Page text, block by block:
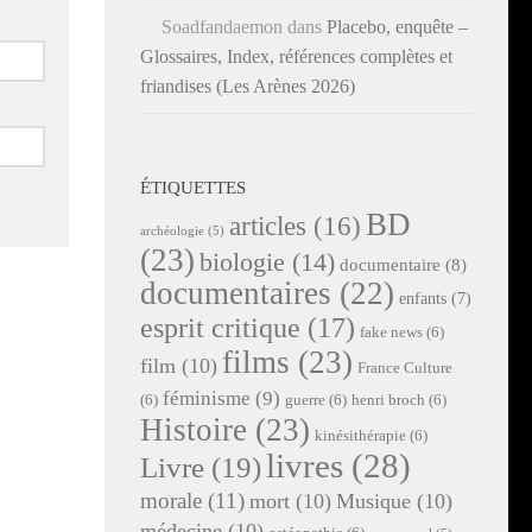
Soadfandaemon dans Placebo, enquête –
Glossaires, Index, références complètes et
friandises (Les Arènes 2026)
ÉTIQUETTES
archéologie (5) articles (16) BD
(23) biologie (14) documentaire (8)
documentaires (22) enfants (7)
esprit critique (17) fake news (6)
film (10) films (23) France Culture
(6) féminisme (9) guerre (6) henri broch (6)
Histoire (23) kinésithérapie (6)
Livre (19)livres (28)
morale (11) mort (10) Musique (10)